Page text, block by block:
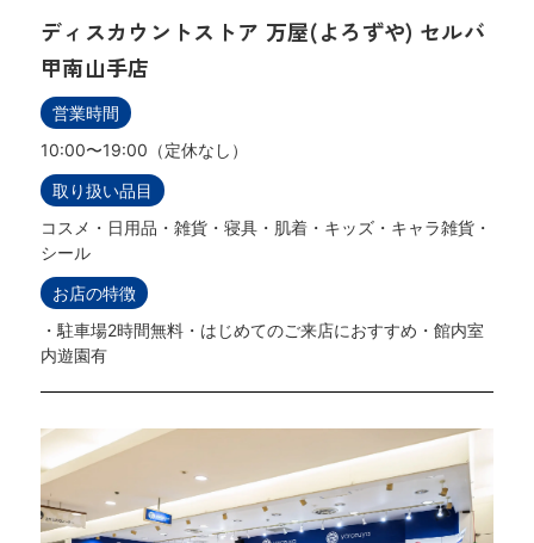
ディスカウントストア 万屋(よろずや) セルバ
甲南山手店
営業時間
10:00〜19:00（定休なし）
取り扱い品目
コスメ・日用品・雑貨・寝具・肌着・キッズ・キャラ雑貨・
シール
お店の特徴
・駐車場2時間無料・はじめてのご来店におすすめ・館内室
内遊園有